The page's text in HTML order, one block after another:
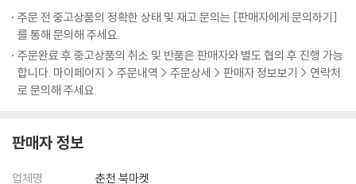
주문 전 중고상품의 정확한 상태 및 재고 문의는 [판매자에게 문의하기]
를 통해 문의해 주세요.
주문완료 후 중고상품의 취소 및 반품은 판매자와 별도 협의 후 진행 가능
합니다. 마이페이지 > 주문내역 > 주문상세 > 판매자 정보보기 > 연락처
로 문의해 주세요.
판매자 정보
업체명
춘천 북마켓